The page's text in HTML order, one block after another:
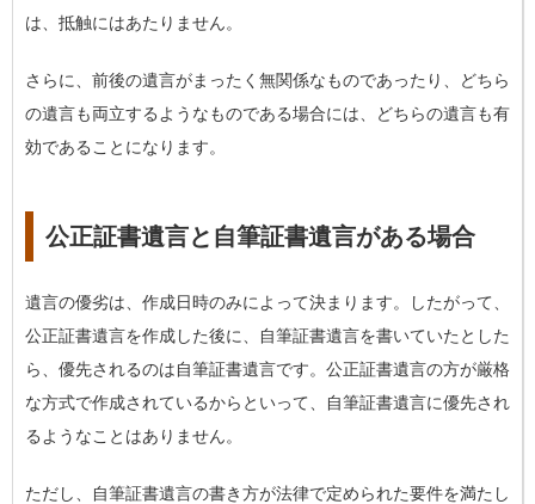
は、抵触にはあたりません。
さらに、前後の遺言がまったく無関係なものであったり、どちら
の遺言も両立するようなものである場合には、どちらの遺言も有
効であることになります。
公正証書遺言と自筆証書遺言がある場合
遺言の優劣は、作成日時のみによって決まります。したがって、
公正証書遺言を作成した後に、自筆証書遺言を書いていたとした
ら、優先されるのは自筆証書遺言です。公正証書遺言の方が厳格
な方式で作成されているからといって、自筆証書遺言に優先され
るようなことはありません。
ただし、自筆証書遺言の書き方が法律で定められた要件を満たし